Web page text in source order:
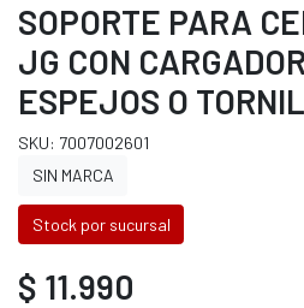
SOPORTE PARA
JG CON
ESPEJOS O
SKU: 7007002601
SIN MARCA
Stock por sucursal
$ 11.990